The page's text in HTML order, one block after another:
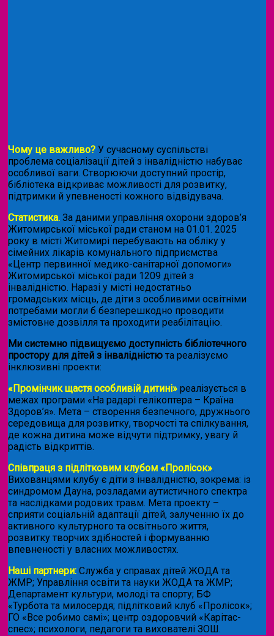
Чому це важливо? У сучасному суспільстві
проблема соціалізації дітей з інвалідністю набуває
особливої ваги. Створюючи доступний простір,
бібліотека відкриває можливості для розвитку,
підтримки й упевненості кожного відвідувача.
Статистика. За даними управління охорони здоров’я
Житомирської міської ради станом на 01.01. 2025
року в місті Житомирі перебувають на обліку у
сімейних лікарів комунального підприємства
«Центр первинної медико-санітарної допомоги»
Житомирської міської ради 1209 дітей з
інвалідністю. Наразі у місті недостатньо
громадських місць, де діти з особливими освітніми
потребами могли б безперешкодно проводити
змістовне дозвілля та проходити реабілітацію.
Ми системно підвищуємо доступність бібліотечного
простору для дітей з інвалідністю та реалізуємо
інклюзивні проекти:
«Промінчик щастя особливій дитині» реалізується в
межах програми «На радарі гелікоптера – Країна
Здоров’я». Мета – створення безпечного, дружнього
середовища для розвитку, творчості та спілкування,
де кожна дитина може відчути підтримку, увагу й
радість відкриттів.
Співпраця з підлітковим клубом «Пролісок».
Вихованцями клубу є діти з інвалідністю, зокрема: із
синдромом Дауна, розладами аутистичного спектра
та наслідками родових травм. Мета проекту –
сприяти соціальній адаптації дітей, залученню їх до
активного культурного та освітнього життя,
розвитку творчих здібностей і формуванню
впевненості у власних можливостях.
Наші партнери: Служба у справах дітей ЖОДА та
ЖМР; Управління освіти та науки ЖОДА та ЖМР;
Департамент культури, молоді та спорту; БФ
«Турбота та милосердя; підлітковий клуб «Пролісок»;
ГО «Все робимо самі»; центр оздоровчий «Карітас-
спес»; психологи, педагоги та вихователі ЗОШ.